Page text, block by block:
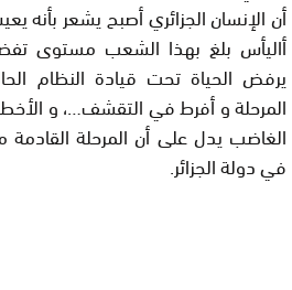
أن الإنسان الجزائري أصبح يشعر
أاليأس بلغ بهذا الشعب مستوى
يرفض الحياة تحت قيادة النظام
المرحلة و أفرط في التقشف…، و
الغاضب يدل على أن المرحلة
في دولة الجزائر.